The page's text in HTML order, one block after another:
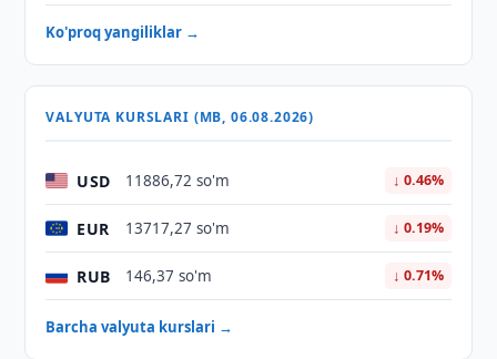
Ko'proq yangiliklar →
VALYUTA KURSLARI (MB, 06.08.2026)
USD 11886,72 so'm ↓ 0.46%
EUR 13717,27 so'm ↓ 0.19%
RUB 146,37 so'm ↓ 0.71%
Barcha valyuta kurslari →